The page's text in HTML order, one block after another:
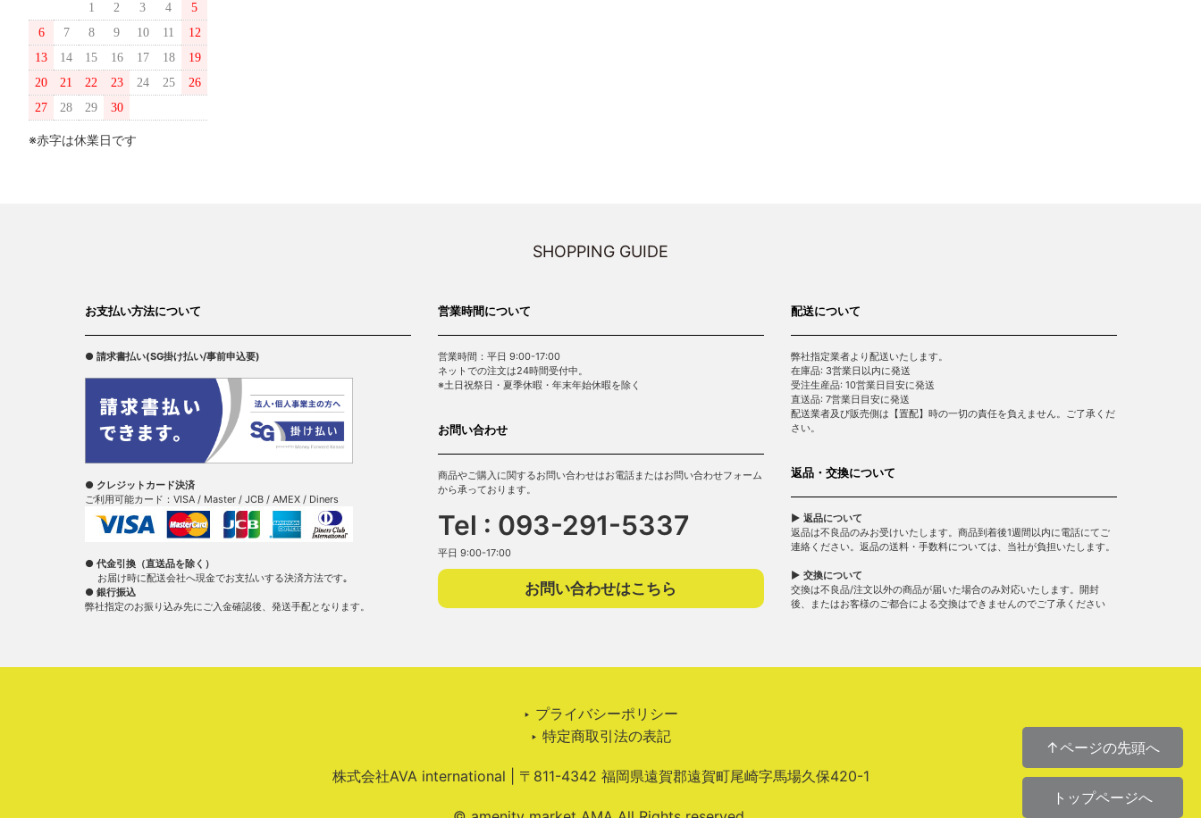
1
2 3 4
5
6
7 8 9 10 11
12
13
14 15 16 17 18
19
20
21 22 23 24 25
26
27
28 29 30
※赤字は休業日です
↑ページの先頭へ
トップページへ
SHOPPING GUIDE
お支払い方法について
● 請求書払い(SG掛け払い/事前申込要)
● クレジットカード決済
ご利用可能カード：VISA / Master / JCB / AMEX / Diners
● 代金引換（直送品を除く）
お届け時に配送会社へ現金でお支払いする決済方法です｡
● 銀行振込
弊社指定のお振り込み先にご入金確認後、発送手配となります。
営業時間について
営業時間：平日 9:00-17:00
ネットでの注文は24時間受付中。
※土日祝祭日・夏季休暇・年末年始休暇を除く
お問い合わせ
商品やご購入に関するお問い合わせはお電話またはお問い合わせフォーム
から承っております。
Tel : 093-291-5337
平日 9:00-17:00
お問い合わせはこちら
配送について
弊社指定業者より配送いたします。
在庫品: 3営業日以内に発送
受注生産品: 10営業日目安に発送
直送品: 7営業日目安に発送
配送業者及び販売側は【置配】時の一切の責任を負えません。ご了承くだ
さい。
返品・交換について
▶ 返品について
返品は不良品のみお受けいたします。商品到着後1週間以内に電話にてご
連絡ください。返品の送料・手数料については、当社が負担いたします。
▶ 交換について
交換は不良品/注文以外の商品が届いた場合のみ対応いたします。開封
後、またはお客様のご都合による交換はできませんのでご了承ください
‣ プライバシーポリシー
‣ 特定商取引法の表記
株式会社AVA international | 〒811-4342 福岡県遠賀郡遠賀町尾崎字馬場久保420-1